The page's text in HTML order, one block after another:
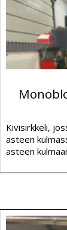
Kivisirkkeli,
asteen
asteen